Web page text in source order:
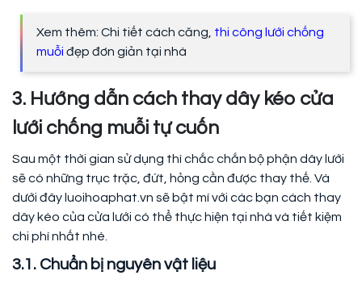
Xem thêm: Chi tiết cách căng, thi công lưới chống
muỗi đẹp đơn giản tại nhà
3. Hướng dẫn cách thay dây kéo cửa
lưới chống muỗi tự cuốn
Sau một thời gian sử dụng thì chắc chắn bộ phận dây lưới
sẽ có những trục trặc, đứt, hỏng cần được thay thế. Và
dưới đây luoihoaphat.vn sẽ bật mí với các bạn cách thay
dây kéo của cửa lưới có thể thực hiện tại nhà và tiết kiệm
chi phí nhất nhé.
3.1. Chuẩn bị nguyên vật liệu